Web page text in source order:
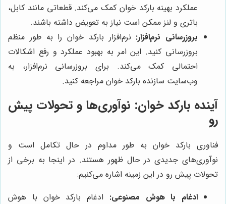
عملکرد بهینه بارکد خوان کمک می‌کند. قطعاتی مانند کابل،
باتری و لنز ممکن است نیاز به تعویض داشته باشند.
بروزرسانی نرم‌افزار: نرم‌افزار بارکد خوان را به طور منظم
بروزرسانی کنید. این امر به بهبود عملکرد و رفع اشکالات
احتمالی کمک می‌کند. برای بروزرسانی نرم‌افزار، به
وب‌سایت سازنده بارکد خوان مراجعه کنید.
آینده بارکد خوان: نوآوری‌ها و تحولات پیش
رو
فناوری بارکد خوان به طور مداوم در حال تکامل است و
نوآوری‌های جدیدی در حال ظهور هستند. در اینجا به برخی از
تحولات پیش رو در این زمینه اشاره می‌کنیم:
ادغام با هوش مصنوعی: ادغام بارکد خوان با هوش